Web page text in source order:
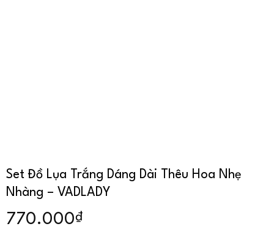
Set Đồ Lụa Trắng Dáng Dài Thêu Hoa Nhẹ
Nhàng – VADLADY
770.000₫